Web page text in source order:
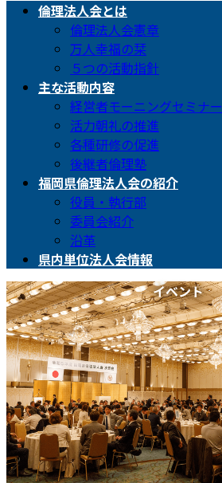
倫理法人会とは
倫理法人会憲章
万人幸福の栞
５つの活動指針
主な活動内容
経営者モーニングセミナー
活力朝礼の推進
各種研修の促進
後継者倫理塾
福岡県倫理法人会の紹介
役員・執行部
委員会紹介
沿革
県内単位法人会情報
イベント